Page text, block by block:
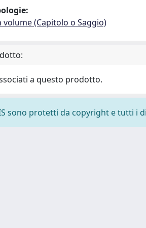
(Capitolo o Saggio)
a questo prodotto.
sono protetti da copyright e tutti i